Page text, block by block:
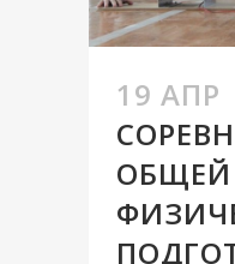
19 АПР
ОБЩЕЙ